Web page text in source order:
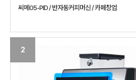
씨메05-PID / 반자동커피머신 / 카페창업
2